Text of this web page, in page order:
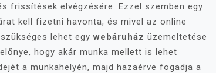
frissítések elvégzésére. Ezzel szemben egy
kell fizetni havonta, és mivel az online
lehet egywebáruház üzemeltetése
hogy akár munka mellett is lehet
a munkahelyén, majd hazaérve fogadja a